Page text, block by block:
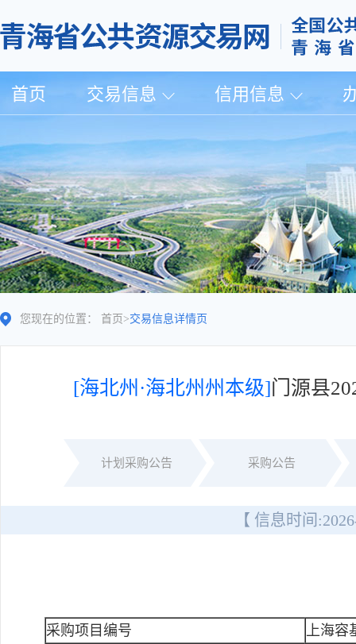
首页 交易信息 信用信息
您现在的位置： 首页 >交易信息详情页
[海北州·海北州州本级]门源县
计划采购公告 采购公告
【 信息时间:
采购项目编号
上海容